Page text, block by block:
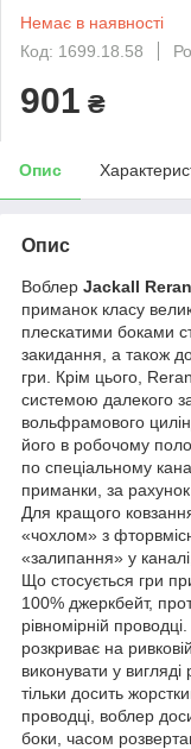
Немає в наявності
Код: 1699.18.58
901 ₴
Опис
Опис
Воблер Jackall
приманок класу
плескатими боками
закидання, а також
гри. Крім цього,
системою далекого
вольфрамового
його в робочому
по спеціальному
приманки, за рахунок
Для кращого
«чохлом» з
«залипання» у
Що стосується гри
100% джеркбейт,
рівномірній
розкриває на
виконувати у
тільки досить
проводці, воблер
боки, часом